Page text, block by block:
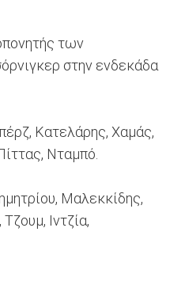
των
στην ενδεκάδα
Κατελάρης, Χαμάς,
Νταμπό.
Μαλεκκίδης,
Ιντζία,